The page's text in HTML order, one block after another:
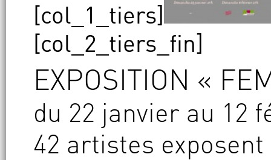
[col_1_tiers]
[col_2_tiers_fin]
EXPOSITION «
du 22 janvier au 12
42 artistes